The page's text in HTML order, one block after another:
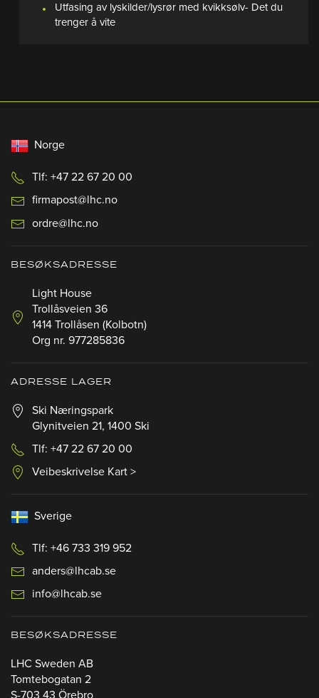
Utfasing av lyskilder/lysrør med kvikksølv- Det du
trenger å vite
Norge
Tlf: +47 22 67 20 00
firmapost@lhc.no
ordre@lhc.no
BESØKSADRESSE
Light House
Trollåsveien 36
1414 Trollåsen (Kolbotn)
Org nr. 977285836
ADRESSE LAGER
Ski Næringspark
Glynitveien 21, 1400 Ski
Tlf: +47 22 67 20 00
Veibeskrivelse Kart >
Sverige
Tlf: +46 733 319 952
anders@lhcab.se
info@lhcab.se
BESØKSADRESSE
LHC Sweden AB
Tomtebogatan 2